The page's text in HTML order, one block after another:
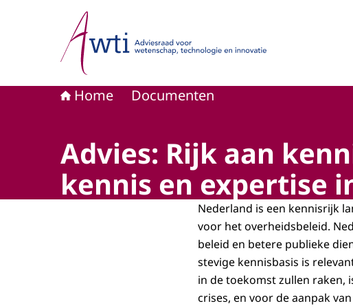
Naar de homepage van Adviesraad voor wetenschap,
Home Documenten
Advies: Rijk aan
kennis en expertise
Nederland is een kennisrijk
voor het overheidsbeleid.
beleid en betere publieke
stevige kennisbasis is
in de toekomst zullen raken,
crises, en voor de aanpak